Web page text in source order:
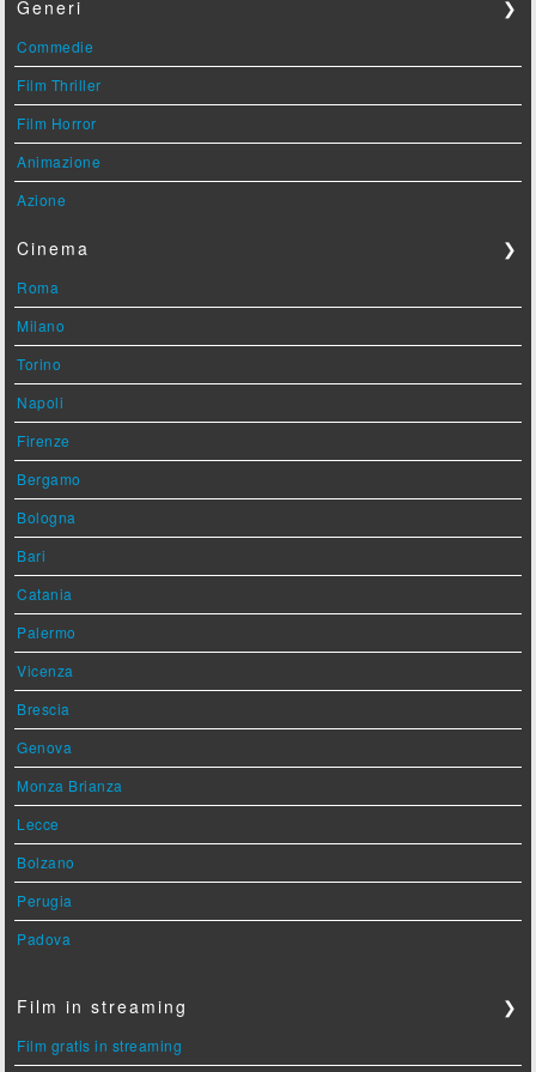
Generi ❯
Commedie
Film Thriller
Film Horror
Animazione
Azione
Cinema ❯
Roma
Milano
Torino
Napoli
Firenze
Bergamo
Bologna
Bari
Catania
Palermo
Vicenza
Brescia
Genova
Monza Brianza
Lecce
Bolzano
Perugia
Padova
Film in streaming ❯
Film gratis in streaming